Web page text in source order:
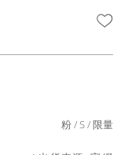
粉 S 限量